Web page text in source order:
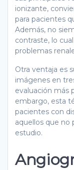
ionizante,
para pacientes
Además, no
contraste, lo
problemas
Otra ventaja es
imágenes en
evaluación más
embargo, esta
pacientes con
aquellos que no
estudio.